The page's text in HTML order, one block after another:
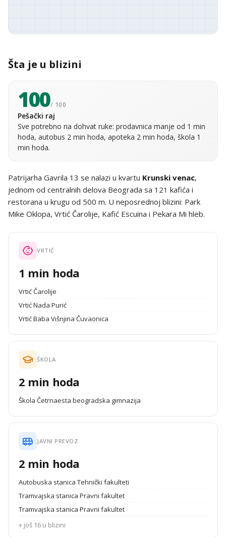
Šta je u blizini
100/ 100
Pešački raj
Sve potrebno na dohvat ruke: prodavnica manje od 1 min
hoda, autobus 2 min hoda, apoteka 2 min hoda, škola 1
min hoda.
Patrijarha Gavrila 13 se nalazi u kvartu Krunski venac,
jednom od centralnih delova Beograda sa 121 kafića i
restorana u krugu od 500 m. U neposrednoj blizini: Park
Mike Oklopa, Vrtić Čarolije, Kafić Escuina i Pekara Mi hleb.
VRTIĆ
1 min hoda
Vrtić Čarolije
Vrtić Nada Purić
Vrtić Baba Višnjina Čuvaonica
ŠKOLA
2 min hoda
Škola Četrnaesta beogradska gimnazija
JAVNI PREVOZ
2 min hoda
Autobuska stanica Tehnički fakulteti
Tramvajska stanica Pravni fakultet
Tramvajska stanica Pravni fakultet
+ još 16 u blizini